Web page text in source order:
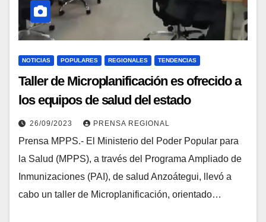
NOTICIAS POPULARES REGIONALES TENDENCIAS
Taller de Microplanificación es ofrecido a
los equipos de salud del estado
Anzoátegui
26/09/2023 PRENSA REGIONAL
Prensa MPPS.- El Ministerio del Poder Popular para
la Salud (MPPS), a través del Programa Ampliado de
Inmunizaciones (PAI), de salud Anzoátegui, llevó a
cabo un taller de Microplanificación, orientado…